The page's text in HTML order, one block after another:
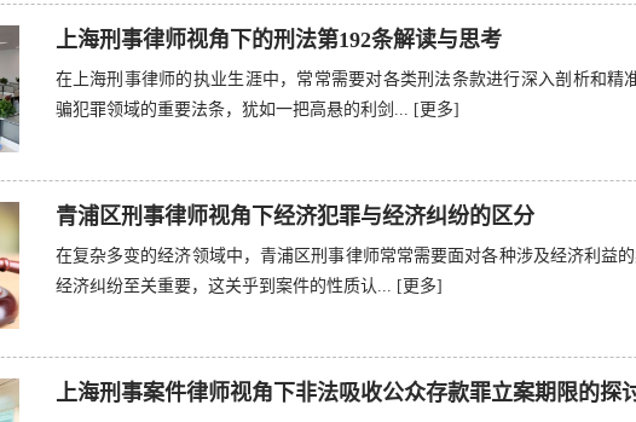
上海刑事律师视角下的刑法第192条解读与思考
在上海刑事律师的执业生涯中，常常需要对各类刑法条款进行深入剖析和精
骗犯罪领域的重要法条，犹如一把高悬的利剑...
[更多]
青浦区刑事律师视角下经济犯罪与经济纠纷的区分
在复杂多变的经济领域中，青浦区刑事律师常常需要面对各种涉及经济利益
经济纠纷至关重要，这关乎到案件的性质认... [更多]
上海刑事案件律师视角下非法吸收公众存款罪立案期限的探